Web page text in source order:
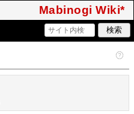
Mabinogi Wiki*